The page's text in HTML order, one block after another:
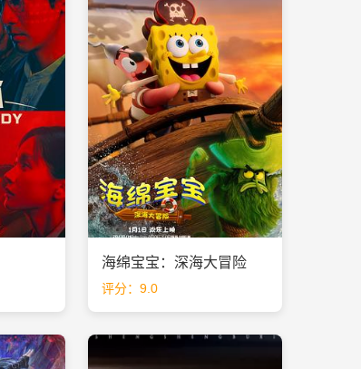
海绵宝宝：深海大冒险
评分：9.0